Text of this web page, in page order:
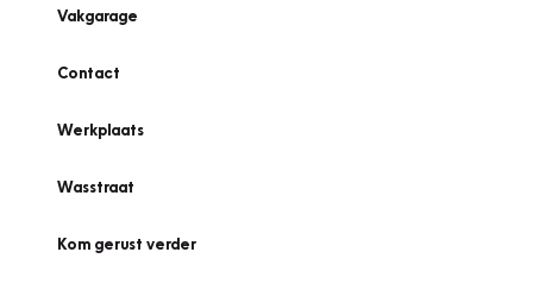
Vakgarage
Contact
Werkplaats
Wasstraat
Kom gerust verder